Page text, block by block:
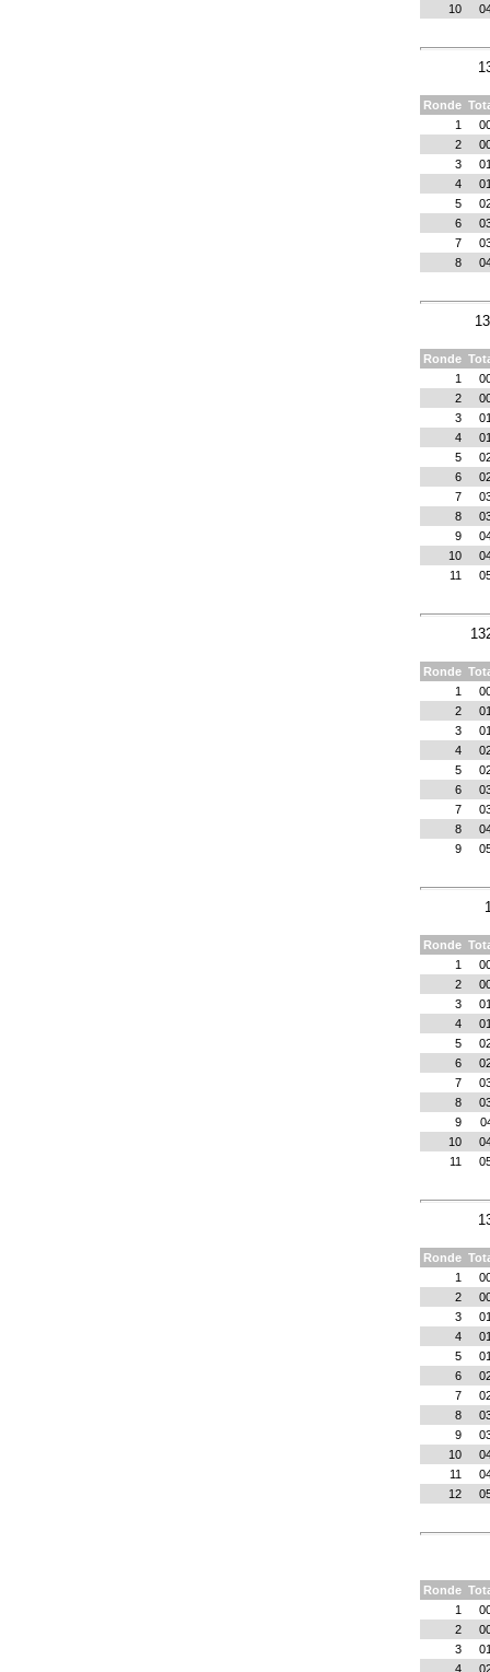
10
Ronde
1
2
3
4
5
6
7
8
Ronde
1
2
3
4
5
6
7
8
9
10
11
Ronde
1
2
3
4
5
6
7
8
9
Ronde
1
2
3
4
5
6
7
8
9
10
11
Ronde
1
2
3
4
5
6
7
8
9
10
11
12
Ronde
1
2
3
4